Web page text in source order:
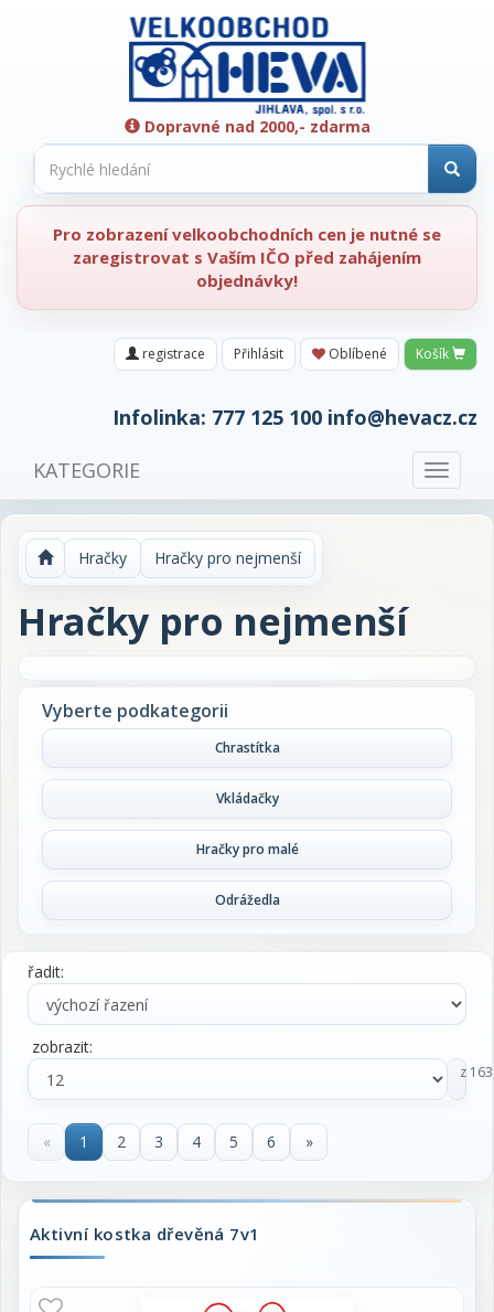
Dopravné nad 2000,- zdarma
Pro zobrazení velkoobchodních cen je nutné se
zaregistrovat s Vaším IČO před zahájením
objednávky!
registrace Přihlásit Oblíbené Košík
Infolinka: 777 125 100 info@hevacz.cz
Toggle
KATEGORIE
Hračky Hračky pro nejmenší
Hračky pro nejmenší
Vyberte podkategorii
Chrastítka
Vkládačky
Hračky pro malé
Odrážedla
řadit:
zobrazit:
z 163
« 1 2 3 4 5 6 »
Aktivní kostka dřevěná 7v1